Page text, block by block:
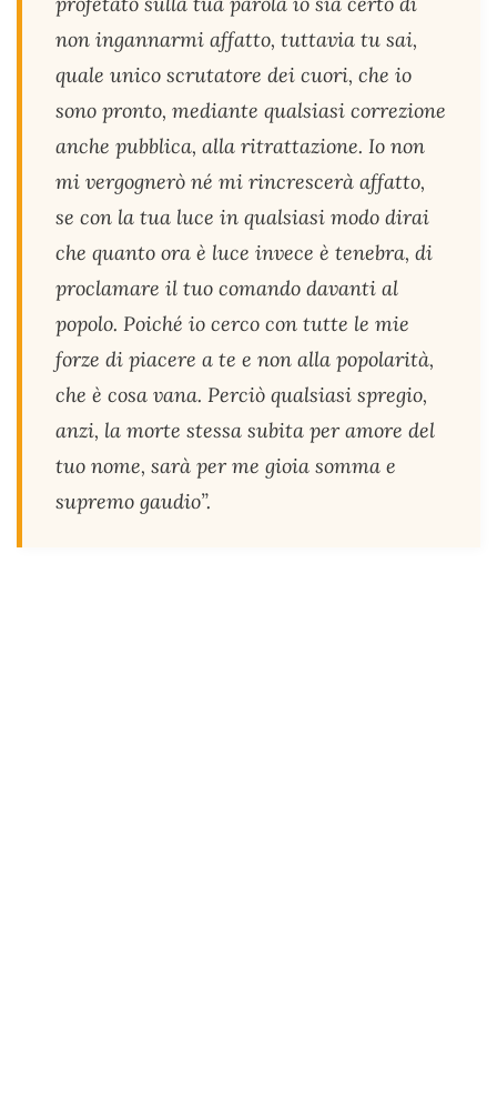
non ingannarmi affatto, tuttavia tu sai,
quale unico scrutatore dei cuori, che io
sono pronto, mediante qualsiasi correzione
anche pubblica, alla ritrattazione. Io non
mi vergognerò né mi rincrescerà affatto,
se con la tua luce in qualsiasi modo dirai
che quanto ora è luce invece è tenebra, di
proclamare il tuo comando davanti al
popolo. Poiché io cerco con tutte le mie
forze di piacere a te e non alla popolarità,
che è cosa vana. Perciò qualsiasi spregio,
anzi, la morte stessa subita per amore del
tuo nome, sarà per me gioia somma e
supremo gaudio”.